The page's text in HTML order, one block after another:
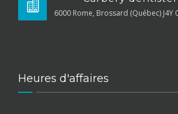
6000 Rome, Brossard (Québec) J4Y
Heures d'affaires